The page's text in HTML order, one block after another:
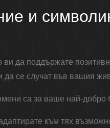
и
да поддържате
да се случат във вашия
са за ваше най-добро
към тях